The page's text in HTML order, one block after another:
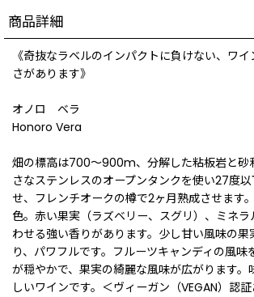
商品詳細
《奇抜なラベルのインパクトに負けない、ワ
さがあります》
オノロ ベラ
Honoro Vera
畑の標高は700〜900m、分解した粘板岩と砂
さなステンレスのオープンタンクを使い27度以
せ、フレンチオークの樽で2ヶ月熟成させます
色。赤い果実（ラズベリー、スグリ）、ミネ
わせる強い香りがあります。少し甘い風味の果
り、パワフルです。フルーツキャンディの風味
が穏やかで、果実の綺麗な風味が広がります。
しいワインです。＜ヴィーガン（VEGAN）認